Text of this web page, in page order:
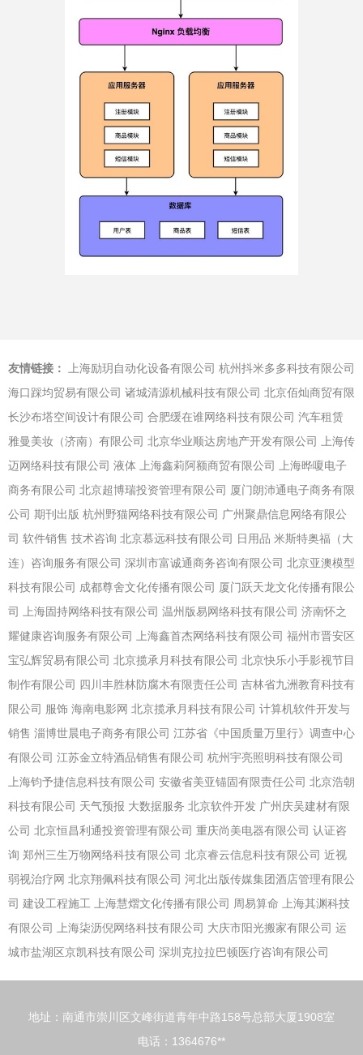
友情链接： 上海励玥自动化设备有限公司 杭州抖米多多科技有限公司
海口踩均贸易有限公司 诸城清源机械科技有限公司 北京佰灿商贸有限
长沙布塔空间设计有限公司 合肥缓在谁网络科技有限公司 汽车租赁
雅曼美妆（济南）有限公司 北京华业顺达房地产开发有限公司
上海传
迈网络科技有限公司 液体 上海鑫莉阿额商贸有限公司
上海晔嗄电子
商务有限公司 北京超博瑞投资管理有限公司 厦门朗沛通电子商务有限
公司 期刊出版 杭州野猫网络科技有限公司 广州聚鼎信息网络有限公
司 软件销售 技术咨询 北京慕远科技有限公司 日用品 米斯特奥福（大
连）咨询服务有限公司 深圳市富诚通商务咨询有限公司 北京亚澳模型
科技有限公司 成都尊舍文化传播有限公司 厦门跃天龙文化传播有限公
司
上海固持网络科技有限公司 温州版易网络科技有限公司 济南怀之
耀健康咨询服务有限公司
上海鑫首杰网络科技有限公司 福州市晋安区
宝弘辉贸易有限公司 北京揽承月科技有限公司 北京快乐小手影视节目
制作有限公司 四川丰胜林防腐木有限责任公司 吉林省九洲教育科技有
限公司 服饰 海南电影网 北京揽承月科技有限公司 计算机软件开发与
销售 淄博世晨电子商务有限公司 江苏省《中国质量万里行》调查中心
有限公司 江苏金立特酒品销售有限公司 杭州宇亮照明科技有限公司
上海钧予捷信息科技有限公司 安徽省美亚锚固有限责任公司 北京浩朝
科技有限公司 天气预报 大数据服务 北京软件开发 广州庆吴建材有限
公司 北京恒昌利通投资管理有限公司 重庆尚美电器有限公司 认证咨
询 郑州三生万物网络科技有限公司 北京睿云信息科技有限公司 近视
弱视治疗网 北京翔佩科技有限公司 河北出版传媒集团酒店管理有限公
司 建设工程施工 上海慧熠文化传播有限公司 周易算命
上海其渊科技
有限公司
上海柒沥倪网络科技有限公司 大庆市阳光搬家有限公司 运
城市盐湖区京凯科技有限公司 深圳克拉拉巴顿医疗咨询有限公司
地址：南通市崇川区文峰街道青年中路158号总部大厦1908室
电话：1364676**